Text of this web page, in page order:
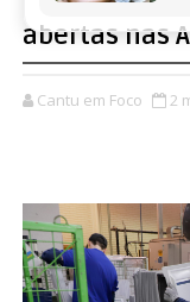
abertas nas
Cantu em Foco 2